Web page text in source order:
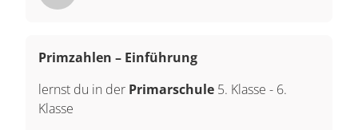
Primzahlen – Einführung
lernst du in der Primarschule 5. Klasse - 6.
Klasse